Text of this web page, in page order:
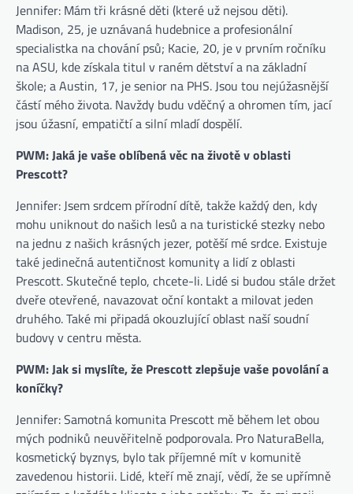
Jennifer: Mám tři krásné děti (které už nejsou děti).
Madison, 25, je uznávaná hudebnice a profesionální
specialistka na chování psů; Kacie, 20, je v prvním ročníku
na ASU, kde získala titul v raném dětství a na základní
škole; a Austin, 17, je senior na PHS. Jsou tou nejúžasnější
částí mého života. Navždy budu vděčný a ohromen tím, jací
jsou úžasní, empatičtí a silní mladí dospělí.
PWM: Jaká je vaše oblíbená věc na životě v oblasti
Prescott?
Jennifer: Jsem srdcem přírodní dítě, takže každý den, kdy
mohu uniknout do našich lesů a na turistické stezky nebo
na jednu z našich krásných jezer, potěší mé srdce. Existuje
také jedinečná autentičnost komunity a lidí z oblasti
Prescott. Skutečné teplo, chcete-li. Lidé si budou stále držet
dveře otevřené, navazovat oční kontakt a milovat jeden
druhého. Také mi připadá okouzlující oblast naší soudní
budovy v centru města.
PWM: Jak si myslíte, že Prescott zlepšuje vaše povolání a
koníčky?
Jennifer: Samotná komunita Prescott mě během let obou
mých podniků neuvěřitelně podporovala. Pro NaturaBella,
kosmetický byznys, bylo tak příjemné mít v komunitě
zavedenou historii. Lidé, kteří mě znají, vědí, že se upřímně